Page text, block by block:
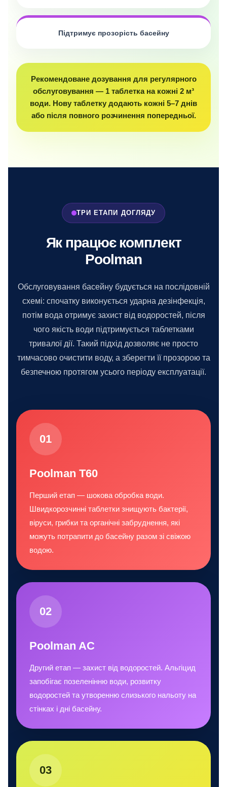
Підтримує прозорість басейну
Рекомендоване дозування для регулярного
обслуговування — 1 таблетка на кожні 2 м³
води. Нову таблетку додають кожні 5–7 днів
або після повного розчинення попередньої.
ТРИ ЕТАПИ ДОГЛЯДУ
Як працює комплект
Poolman
Обслуговування басейну будується на послідовній
схемі: спочатку виконується ударна дезінфекція,
потім вода отримує захист від водоростей, після
чого якість води підтримується таблетками
тривалої дії. Такий підхід дозволяє не просто
тимчасово очистити воду, а зберегти її прозорою та
безпечною протягом усього періоду експлуатації.
01
Poolman T60
Перший етап — шокова обробка води.
Швидкорозчинні таблетки знищують бактерії,
віруси, грибки та органічні забруднення, які
можуть потрапити до басейну разом зі свіжою
водою.
02
Poolman AC
Другий етап — захист від водоростей. Альгіцид
запобігає позеленінню води, розвитку
водоростей та утворенню слизького нальоту на
стінках і дні басейну.
03